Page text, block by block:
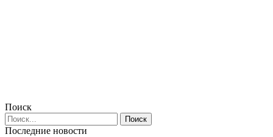
Поиск
Последние новости